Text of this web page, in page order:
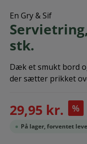
En Gry & Sif
stk.
Dæk et smukt bord
der sætter prikket
29,95 kr. %
På lager, forventet